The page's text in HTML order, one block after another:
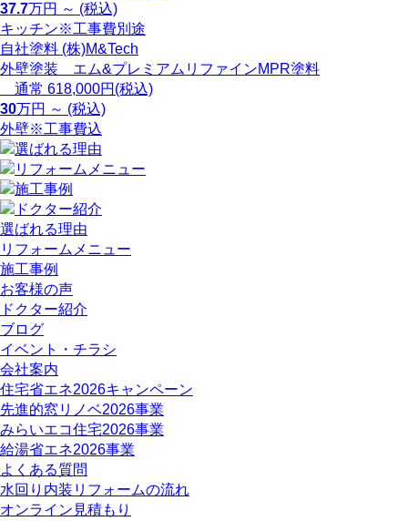
37.7万円 ～ (税込)
キッチン※工事費別途
自社塗料 (株)M&Tech
外壁塗装 エム&プレミアムリファインMPR塗料
通常 618,000円(税込)
30万円 ～ (税込)
外壁※工事費込
選ばれる理由
リフォームメニュー
施工事例
お客様の声
ドクター紹介
ブログ
イベント・チラシ
会社案内
住宅省エネ2026キャンペーン
先進的窓リノベ2026事業
みらいエコ住宅2026事業
給湯省エネ2026事業
よくある質問
水回り内装リフォームの流れ
オンライン見積もり